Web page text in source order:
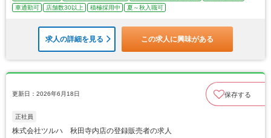
車通勤可
店舗数30以上 積極採用中 夏～秋入職可
求人の詳細を見る この求人に興味がある
更新日：2026年6月18日 保存する
正社員
株式会社ツルハ 秋田寺内店の登録販売者の求人